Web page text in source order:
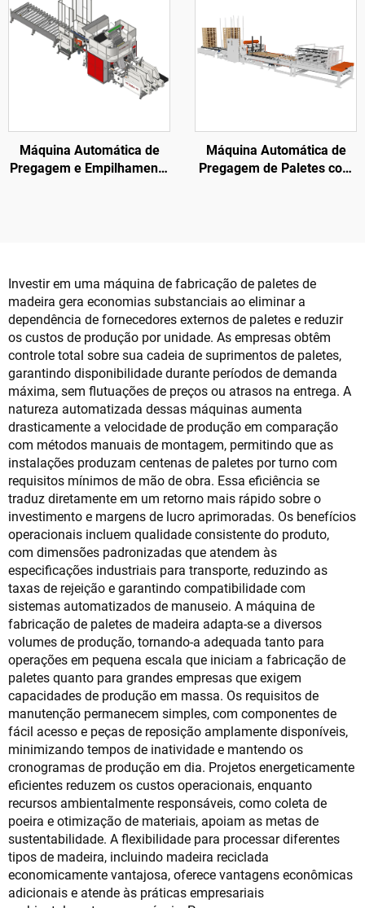
Máquina Automática de
Pregagem e Empilhamento
Máquina Automática de
Pregagem de Paletes com
Investir em uma máquina de fabricação de paletes de
madeira gera economias substanciais ao eliminar a
dependência de fornecedores externos de paletes e reduzir
os custos de produção por unidade. As empresas obtêm
controle total sobre sua cadeia de suprimentos de paletes,
garantindo disponibilidade durante períodos de demanda
máxima, sem flutuações de preços ou atrasos na entrega. A
natureza automatizada dessas máquinas aumenta
drasticamente a velocidade de produção em comparação
com métodos manuais de montagem, permitindo que as
instalações produzam centenas de paletes por turno com
requisitos mínimos de mão de obra. Essa eficiência se
traduz diretamente em um retorno mais rápido sobre o
investimento e margens de lucro aprimoradas. Os benefícios
operacionais incluem qualidade consistente do produto,
com dimensões padronizadas que atendem às
especificações industriais para transporte, reduzindo as
taxas de rejeição e garantindo compatibilidade com
sistemas automatizados de manuseio. A máquina de
fabricação de paletes de madeira adapta-se a diversos
volumes de produção, tornando-a adequada tanto para
operações em pequena escala que iniciam a fabricação de
paletes quanto para grandes empresas que exigem
capacidades de produção em massa. Os requisitos de
manutenção permanecem simples, com componentes de
fácil acesso e peças de reposição amplamente disponíveis,
minimizando tempos de inatividade e mantendo os
cronogramas de produção em dia. Projetos energeticamente
eficientes reduzem os custos operacionais, enquanto
recursos ambientalmente responsáveis, como coleta de
poeira e otimização de materiais, apoiam as metas de
sustentabilidade. A flexibilidade para processar diferentes
tipos de madeira, incluindo madeira reciclada
economicamente vantajosa, oferece vantagens econômicas
adicionais e atende às práticas empresariais